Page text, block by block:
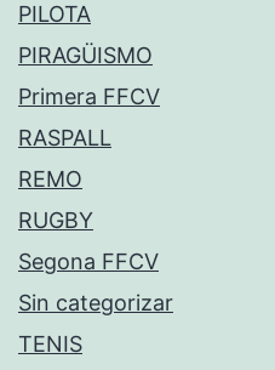
PILOTA
PIRAGÜISMO
Primera FFCV
RASPALL
REMO
RUGBY
Segona FFCV
Sin categorizar
TENIS